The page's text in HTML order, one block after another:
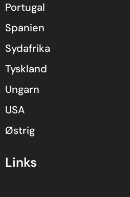
Portugal
Spanien
Sydafrika
Tyskland
Ungarn
USA
Østrig
Links